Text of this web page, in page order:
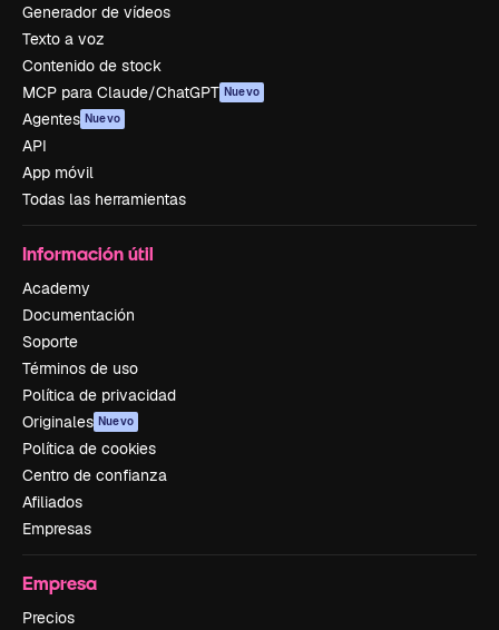
Generador de vídeos
Texto a voz
Contenido de stock
MCP para Claude/ChatGPT Nuevo
Agentes Nuevo
API
App móvil
Todas las herramientas
Información útil
Academy
Documentación
Soporte
Términos de uso
Política de privacidad
Originales Nuevo
Política de cookies
Centro de confianza
Afiliados
Empresas
Empresa
Precios